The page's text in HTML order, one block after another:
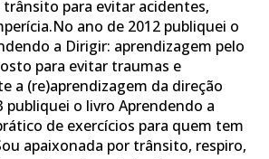
para evitar acidentes,
ano de 2012 publiquei o
a Dirigir: aprendizagem pelo
para evitar traumas e
a (re)aprendizagem da direção
publiquei o livro Aprendendo a
de exercícios para quem tem
apaixonada por trânsito, respiro,